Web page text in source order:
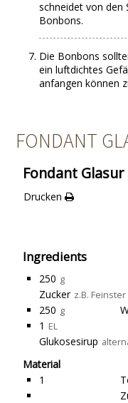
schneidet von den
Bonbons.
Die Bonbons
ein luftdichtes
anfangen können
FONDANT
Fondant Glasur
Drucken
Ingredients
250 g
Zucker z.B.
250 g
1 EL
Glukosesirup
Material
1